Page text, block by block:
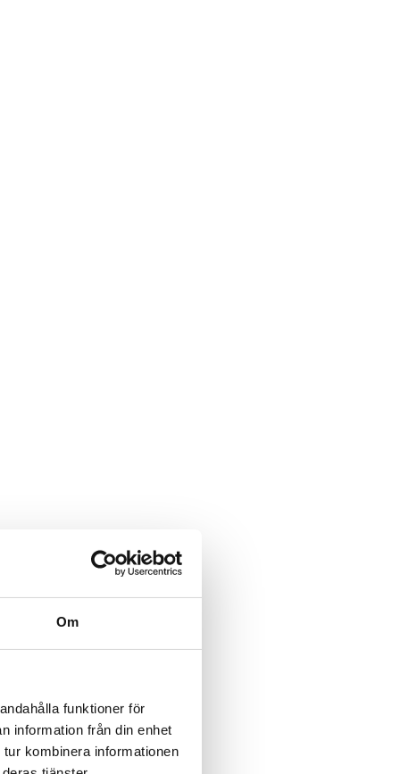
Om
funktioner för
information från din enhet
kombinera informationen